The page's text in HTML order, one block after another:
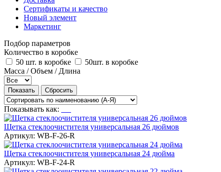
Сертификаты и качество
Новый элемент
Маркетинг
Подбор параметров
Количество в коробке
50 шт. в коробке
50шт. в коробке
Масса / Объем / Длина
Показывать как:
Щетка стеклоочистителя универсальная 26 дюймов
Артикул: WB-F-26-R
Щетка стеклоочистителя универсальная 24 дюйма
Артикул: WB-F-24-R